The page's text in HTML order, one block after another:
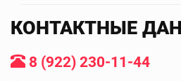
КОНТАКТНЫЕ
8 (922) 230-11-44